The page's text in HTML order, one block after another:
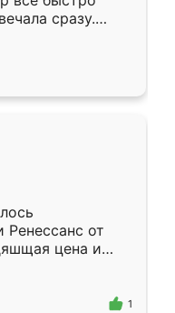
сразу.
подошёл к
Собрали
даже
от
цена и
Приехавший
самый
1